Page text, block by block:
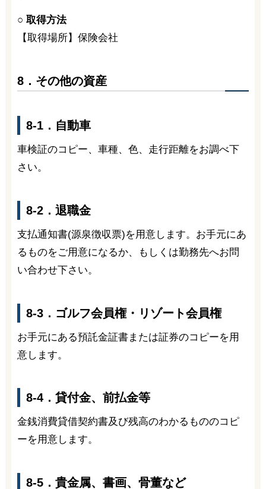
○ 取得方法
【取得場所】保険会社
8．その他の資産
8-1．自動車
車検証のコピー、車種、色、走行距離をお調べ下
さい。
8-2．退職金
支払通知書(源泉徴収票)を用意します。お手元にあ
るものをご用意になるか、もしくは勤務先へお問
い合わせ下さい。
8-3．ゴルフ会員権・リゾート会員権
お手元にある預託金証書または証券のコピーを用
意します。
8-4．貸付金、前払金等
金銭消費貸借契約書及び残高のわかるもののコピ
ーを用意します。
8-5．貴金属、書画、骨董など